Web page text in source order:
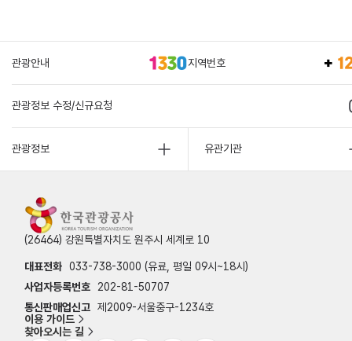
관광안내 지역번호
관광정보 수정/신규요청
관광정보 유관기관
(26464) 강원특별자치도 원주시 세계로 10
대표전화 033-738-3000 (유료, 평일 09시~18시)
사업자등록번호
202-81-50707
통신판매업신고 제2009-서울중구-1234호
이용 가이드
찾아오시는 길